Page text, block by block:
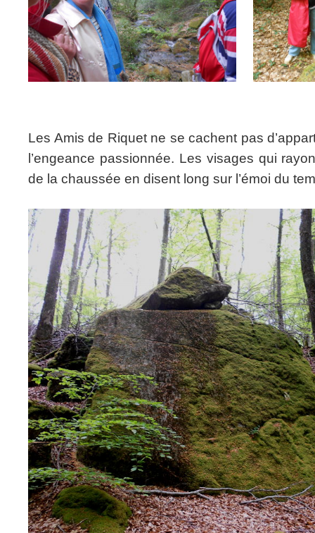
Les Amis de Riquet ne se cachent pas
l’engeance passionnée. Les visages qui
de la chaussée en disent long sur l’émoi du